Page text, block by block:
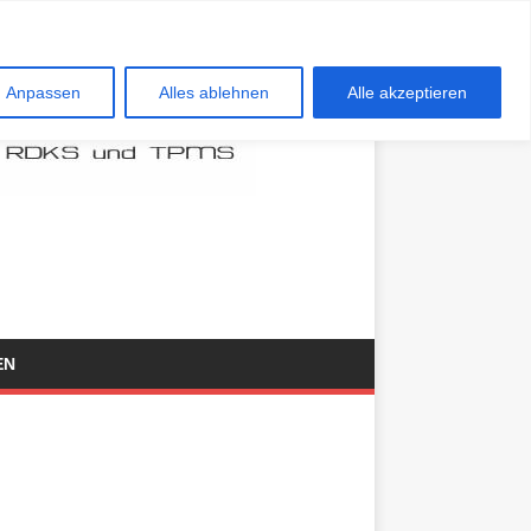
Anpassen Alles ablehnen Alle akzeptieren